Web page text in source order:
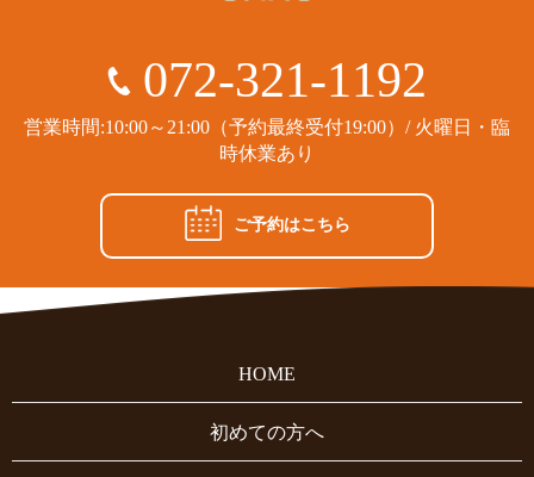
072-321-1192
営業時間:10:00～21:00（予約最終受付19:00）/ 火曜日・臨
時休業あり
ご予約はこちら
HOME
初めての方へ